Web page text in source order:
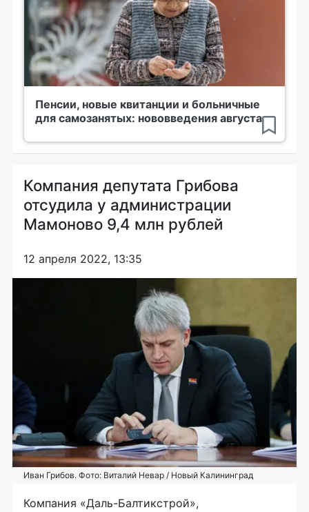
Пенсии, новые квитанции и больничные
для самозанятых: нововведения августа
Компания депутата Грибова
отсудила у администрации
Мамоново 9,4 млн рублей
12 апреля 2022, 13:35
Иван Грибов. Фото: Виталий Невар / Новый Калининград
Компания «Даль-Балтикстрой»,